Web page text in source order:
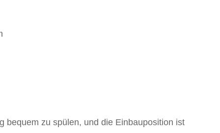
bequem zu spülen, und die Einbauposition ist